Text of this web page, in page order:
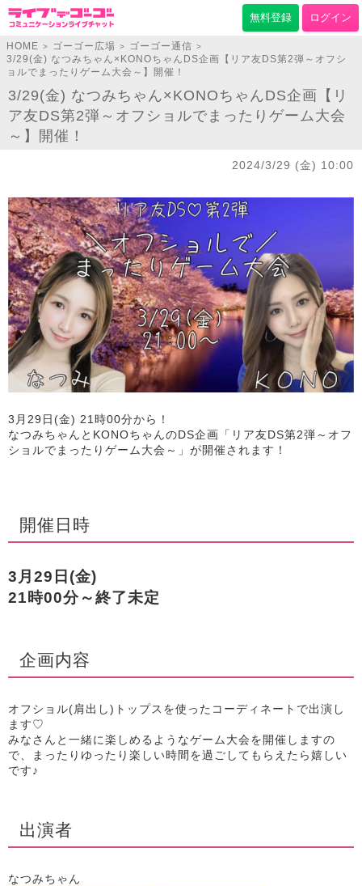
無料登録 ログイン
HOME > ゴーゴー広場 > ゴーゴー通信 >
3/29(金) なつみちゃん×KONOちゃんDS企画【リア友DS第2弾～オフシ
ョルでまったりゲーム大会～】開催！
3/29(金) なつみちゃん×KONOちゃんDS企画【リ
ア友DS第2弾～オフショルでまったりゲーム大会
～】開催！
2024/3/29 (金) 10:00
3月29日(金) 21時00分から！
なつみちゃんとKONOちゃんのDS企画「リア友DS第2弾～オフ
ショルでまったりゲーム大会～」が開催されます！
開催日時
3月29日(金)
21時00分～終了未定
企画内容
オフショル(肩出し)トップスを使ったコーディネートで出演し
ます♡
みなさんと一緒に楽しめるようなゲーム大会を開催しますの
で、まったりゆったり楽しい時間を過ごしてもらえたら嬉しい
です♪
出演者
なつみちゃん